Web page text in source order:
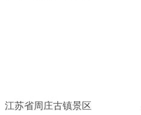
江苏省周庄古镇景区